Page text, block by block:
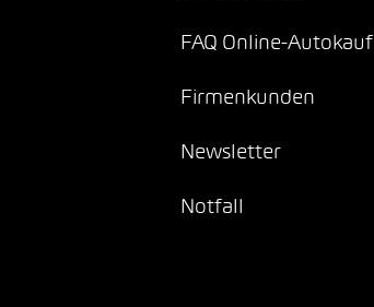
FAQ Online-Autokauf
Firmenkunden
Newsletter
Notfall